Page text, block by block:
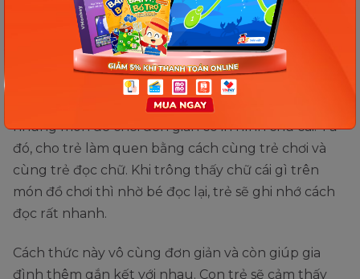
ghi nhớ ngôn ngữ nhất. Vì vậy, trong giai đoạn này
phụ huynh có thể thường xuyên đọc bảng chữ cái,
đọc truyện đơn giản cho bé nghe.
Kết hợp với việc đó thì phụ huynh có thể mua
những món đồ chơi đơn giản có in hình chữ cái. Từ
đó, cho trẻ làm quen bằng cách cùng trẻ chơi và
cùng trẻ đọc chữ. Khi trông thấy chữ cái gì trên
món đồ chơi thì nhờ bé đọc lại, trẻ sẽ ghi nhớ cách
đọc rất nhanh.
Cách thức này vô cùng đơn giản và còn giúp gia
đình thêm gắn kết với nhau. Con trẻ sẽ cảm thấy